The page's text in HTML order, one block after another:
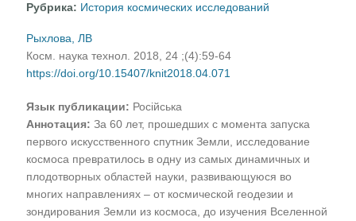
Рубрика: История космических исследований
Рыхлова, ЛВ
Косм. наука технол. 2018, 24 ;(4):59-64
https://doi.org/10.15407/knit2018.04.071
Язык публикации: Російська
Аннотация:За 60 лет, прошедших с момента запуска
первого искусственного спутник Земли, исследование
космоса превратилось в одну из самых динамичных и
плодотворных областей науки, развивающуюся во
многих направлениях – от космической геодезии и
зондирования Земли из космоса, до изучения Вселенной